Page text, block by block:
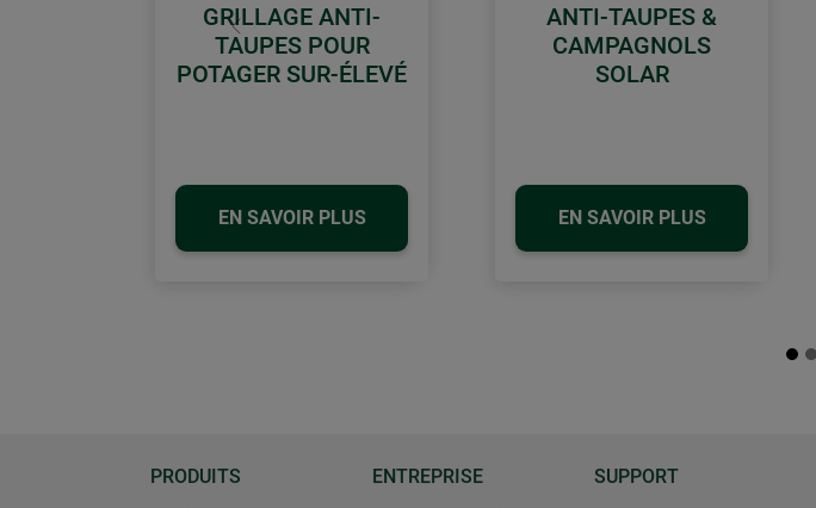
GRILLAGE ANTI-
TAUPES POUR
POTAGER SUR-ÉLEVÉ
EN SAVOIR PLUS
ANTI-TAUPES &
CAMPAGNOLS
SOLAR
EN SAVOIR PLUS
retour
PRODUITS ENTREPRISE SUPPORT